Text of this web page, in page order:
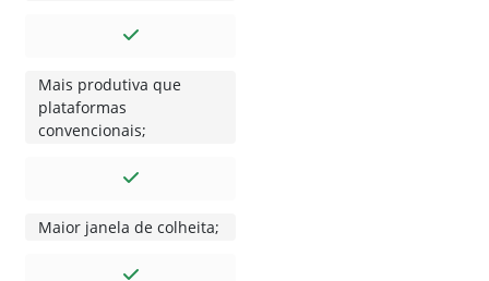
Mais produtiva que
plataformas
convencionais;
Maior janela de colheita;